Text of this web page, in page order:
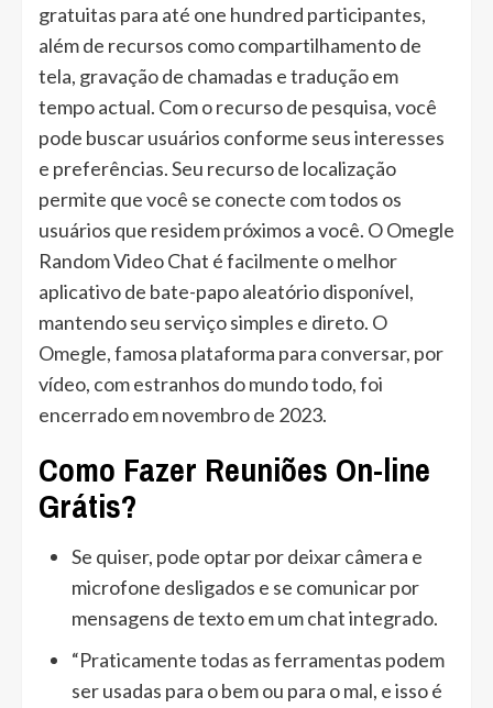
gratuitas para até one hundred participantes,
além de recursos como compartilhamento de
tela, gravação de chamadas e tradução em
tempo actual. Com o recurso de pesquisa, você
pode buscar usuários conforme seus interesses
e preferências. Seu recurso de localização
permite que você se conecte com todos os
usuários que residem próximos a você. O Omegle
Random Video Chat é facilmente o melhor
aplicativo de bate-papo aleatório disponível,
mantendo seu serviço simples e direto. O
Omegle, famosa plataforma para conversar, por
vídeo, com estranhos do mundo todo, foi
encerrado em novembro de 2023.
Como Fazer Reuniões On-line
Grátis?
Se quiser, pode optar por deixar câmera e
microfone desligados e se comunicar por
mensagens de texto em um chat integrado.
“Praticamente todas as ferramentas podem
ser usadas para o bem ou para o mal, e isso é